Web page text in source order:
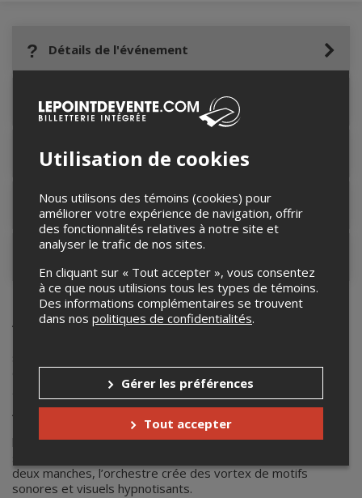
Détails de l'événement
Accès au site de l'événement
Informations relatives au stationnement
Lieu de l'événement
Contacter l'organisateur
Angine de Poitrine
devant les hot-dogs, les pyramides et le rock dans toute sa
Asymétrique et dissonante, la musique d’Angine de
fait palpiter les cœurs et danser frénétiquement
les corps humains. Par ses solides grooves de batterie et
deux manches, l’orchestre crée des vortex de motifs
sonores et visuels hypnotisants.
Utilisation de cookies
Nous utilisons des témoins (cookies) pour
améliorer votre expérience de navigation, offrir
des fonctionnalités relatives à notre site et
analyser le trafic de nos sites.
En cliquant sur « Tout accepter », vous consentez
à ce que nous utilisions tous les types de témoins.
Des informations complémentaires se trouvent
dans nos politiques de confidentialités.
Gérer les préférences
Tout accepter